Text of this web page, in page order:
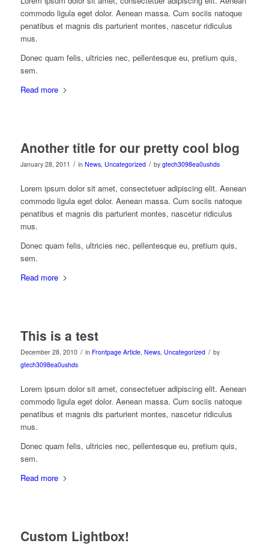
commodo ligula eget dolor. Aenean massa. Cum sociis natoque
penatibus et magnis dis parturient montes, nascetur ridiculus
mus.
Donec quam felis, ultricies nec, pellentesque eu, pretium quis,
sem.
Read more
Another title for our pretty cool blog
January 28, 2011 / in News, Uncategorized / by gtech3098ea0ushds
Lorem ipsum dolor sit amet, consectetuer adipiscing elit. Aenean
commodo ligula eget dolor. Aenean massa. Cum sociis natoque
penatibus et magnis dis parturient montes, nascetur ridiculus
mus.
Donec quam felis, ultricies nec, pellentesque eu, pretium quis,
sem.
Read more
This is a test
December 28, 2010 / in Frontpage Article, News, Uncategorized / by
gtech3098ea0ushds
Lorem ipsum dolor sit amet, consectetuer adipiscing elit. Aenean
commodo ligula eget dolor. Aenean massa. Cum sociis natoque
penatibus et magnis dis parturient montes, nascetur ridiculus
mus.
Donec quam felis, ultricies nec, pellentesque eu, pretium quis,
sem.
Read more
Custom Lightbox!